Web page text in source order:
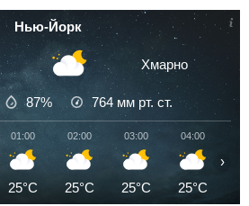
Нью-Йорк
Хмарно
87% 764 мм рт. ст.
01:00
25°C
02:00
25°C
03:00
25°C
04:00
25°C
›